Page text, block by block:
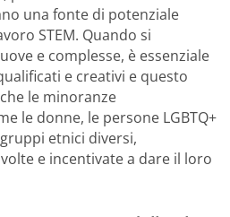
una fonte di potenziale
STEM. Quando si
e complesse, è essenziale
e creativi e questo
le minoranze
le donne, le persone LGBTQ+
etnici diversi,
e incentivate a dare il loro